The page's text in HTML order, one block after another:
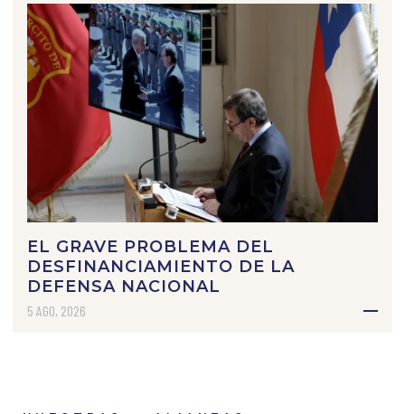
EL GRAVE PROBLEMA DEL
DESFINANCIAMIENTO DE LA
DEFENSA NACIONAL
5 AGO, 2026